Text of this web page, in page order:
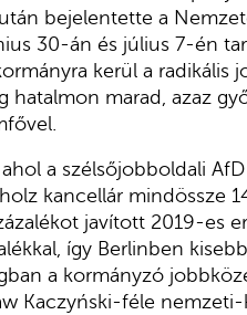
bejelentette a
30-án és július 7-én
kerül a radikális
marad, azaz
a szélsőjobboldali
kancellár mindössze
javított 2019-es
így Berlinben
a kormányzó
Kaczyński-féle